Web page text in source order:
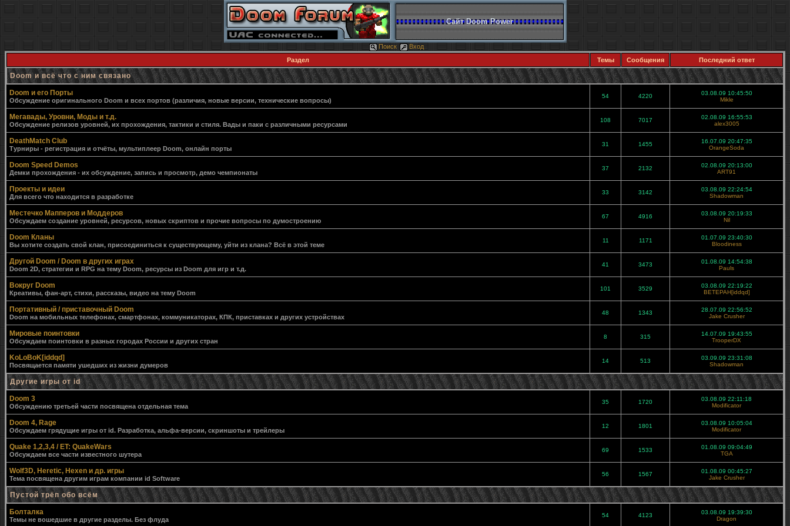
Сайт Doom Power
Поиск
Вход
Раздел
Темы Сообщения Последний ответ
Doom и всё что с ним связано
Doom и его Порты
Обсуждение оригинального Doom и всех портов (различия, новые версии, технические вопросы)
54 4220
03.08.09 10:45:50
Mikle
Мегавады, Уровни, Моды и т.д.
Обсуждение релизов уровней, их прохождения, тактики и стиля. Вады и паки с различными ресурсами
108 7017
02.08.09 16:55:53
alex3005
DeathMatch Club
Турниры - регистрация и отчёты, мультиплеер Doom, онлайн порты
31 1455
16.07.09 20:47:35
OrangeSoda
Doom Speed Demos
Демки прохождения - их обсуждение, запись и просмотр, демо чемпионаты
37 2132
02.08.09 20:13:00
ART91
Проекты и идеи
Для всего что находится в разработке
33 3142
03.08.09 22:24:54
Shadowman
Местечко Мапперов и Моддеров
Обсуждаем создание уровней, ресурсов, новых скриптов и прочие вопросы по думостроению
67 4916
03.08.09 20:19:33
Nil
Doom Кланы
Вы хотите создать свой клан, присоединиться к существующему, уйти из клана? Всё в этой теме
11 1171
01.07.09 23:40:30
Bloodiness
Другой Doom / Doom в других играх
Doom 2D, стратегии и RPG на тему Doom, ресурсы из Doom для игр и т.д.
41 3473
01.08.09 14:54:38
Pauls
Вокруг Doom
Креативы, фан-арт, стихи, рассказы, видео на тему Doom
101 3529
03.08.09 22:19:22
BETEPAH[iddqd]
Портативный / приставочный Doom
Doom на мобильных телефонах, смартфонах, коммуникаторах, КПК, приставках и других устройствах
48 1343
28.07.09 22:56:52
Jake Crusher
Мировые поинтовки
Обсуждаем поинтовки в разных городах России и других стран
8 315
14.07.09 19:43:55
TrooperDX
KoLoBoK[iddqd]
Посвящается памяти ушедших из жизни думеров
14 513
03.09.09 23:31:08
Shadowman
Другие игры от id
Doom 3
Обсуждению третьей части посвящена отдельная тема
35 1720
03.08.09 22:11:18
Modificator
Doom 4, Rage
Обсуждаем грядущие игры от id. Разработка, альфа-версии, скриншоты и трейлеры
12 1801
03.08.09 10:05:04
Modificator
Quake 1,2,3,4 / ET: QuakeWars
Обсуждаем все части известного шутера
69 1533
01.08.09 09:04:49
TGA
Wolf3D, Heretic, Hexen и др. игры
Тема посвящена другим играм компании id Software
56 1567
01.08.09 00:45:27
Jake Crusher
Пустой трёп обо всём
Болталка
Темы не вошедшие в другие разделы. Без флуда
54 4123
03.08.09 19:39:30
Dragon